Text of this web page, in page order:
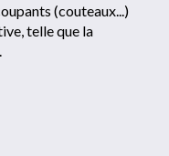
(couteaux...)
telle que la